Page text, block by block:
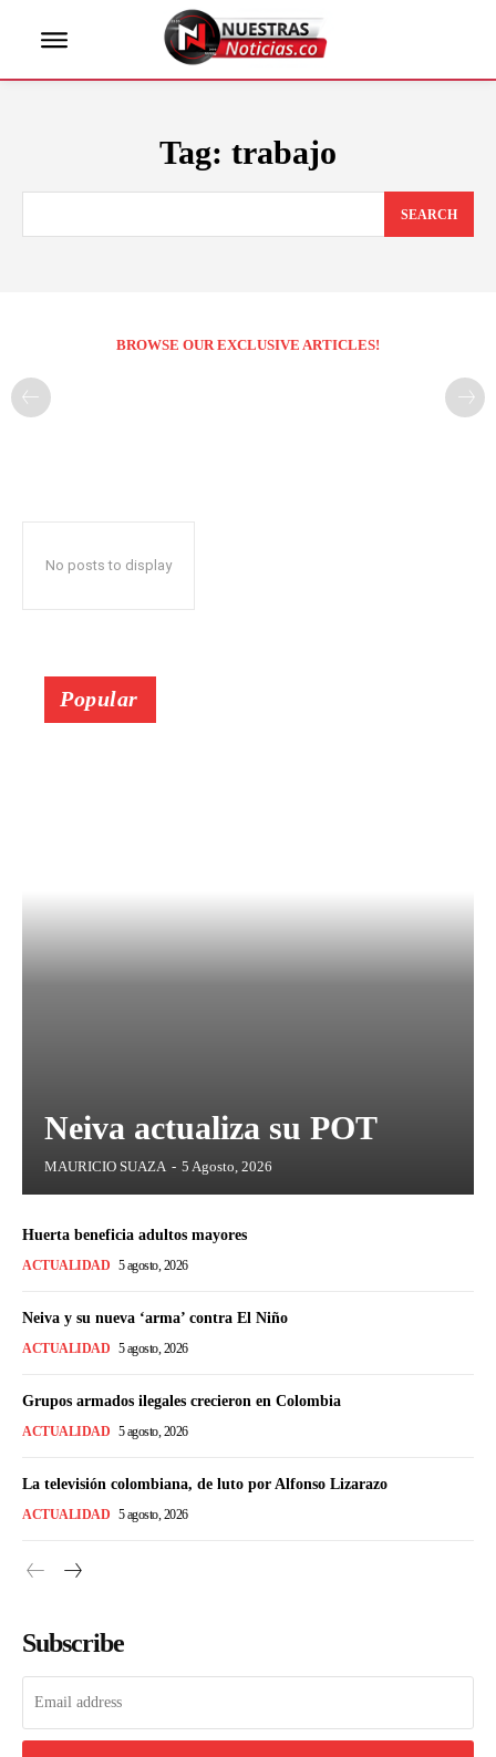
Tag: trabajo
SEARCH
BROWSE OUR EXCLUSIVE ARTICLES!
No posts to display
Popular
Neiva actualiza su POT
MAURICIO SUAZA - 5 Agosto, 2026
Huerta beneficia adultos mayores
ACTUALIDAD 5 agosto, 2026
Neiva y su nueva ‘arma’ contra El Niño
ACTUALIDAD 5 agosto, 2026
Grupos armados ilegales crecieron en Colombia
ACTUALIDAD 5 agosto, 2026
La televisión colombiana, de luto por Alfonso Lizarazo
ACTUALIDAD 5 agosto, 2026
Subscribe